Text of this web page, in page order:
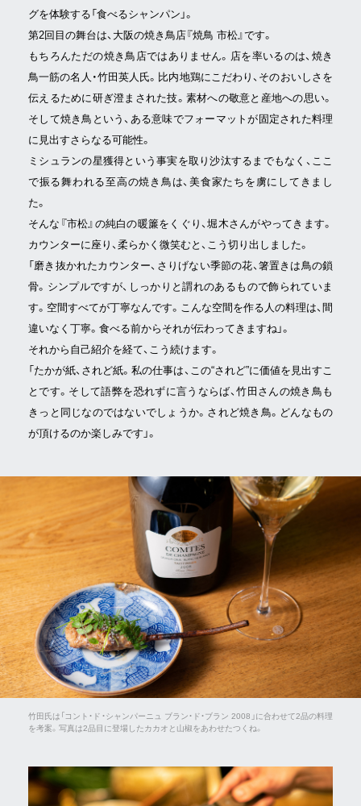
グを体験する「食べるシャンパン」。
第2回目の舞台は、大阪の焼き鳥店『焼鳥 市松』です。
もちろんただの焼き鳥店ではありません。店を率いるのは、焼き
鳥一筋の名人・竹田英人氏。比内地鶏にこだわり、そのおいしさを
伝えるために研ぎ澄まされた技。素材への敬意と産地への思い。
そして焼き鳥という、ある意味でフォーマットが固定された料理
に見出すさらなる可能性。
ミシュランの星獲得という事実を取り沙汰するまでもなく、ここ
で振る舞われる至高の焼き鳥は、美食家たちを虜にしてきまし
た。
そんな『市松』の純白の暖簾をくぐり、堀木さんがやってきます。
カウンターに座り、柔らかく微笑むと、こう切り出しました。
「磨き抜かれたカウンター、さりげない季節の花、箸置きは鳥の鎖
骨。シンプルですが、しっかりと謂れのあるもので飾られていま
す。空間すべてが丁寧なんです。こんな空間を作る人の料理は、間
違いなく丁寧。食べる前からそれが伝わってきますね」。
それから自己紹介を経て、こう続けます。
「たかが紙、されど紙。私の仕事は、この“されど”に価値を見出すこ
とです。そして語弊を恐れずに言うならば、竹田さんの焼き鳥も
きっと同じなのではないでしょうか。されど焼き鳥。どんなもの
が頂けるのか楽しみです」。
竹田氏は「コント・ド・シャンパーニュ ブラン・ド・ブラン 2008」に合わせて2品の料理
を考案。写真は2品目に登場したカカオと山椒をあわせたつくね。